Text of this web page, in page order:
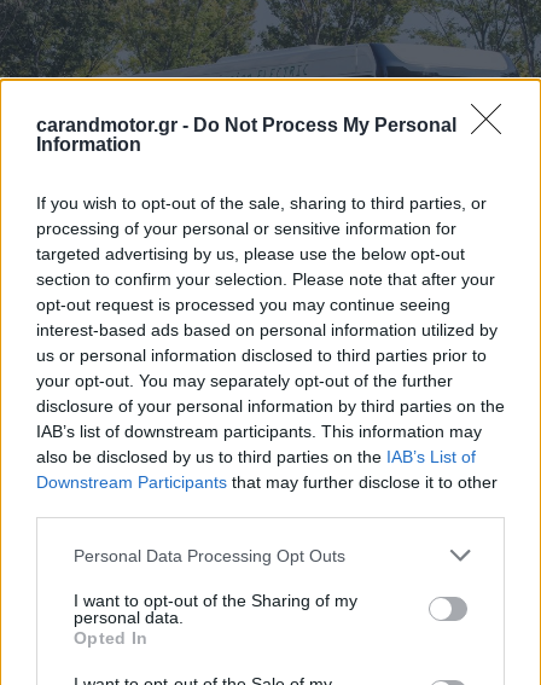
carandmotor.gr - Do Not Process My Personal
Information
If you wish to opt-out of the sale, sharing to third parties, or
processing of your personal or sensitive information for
targeted advertising by us, please use the below opt-out
section to confirm your selection. Please note that after your
opt-out request is processed you may continue seeing
interest-based ads based on personal information utilized by
us or personal information disclosed to third parties prior to
your opt-out. You may separately opt-out of the further
disclosure of your personal information by third parties on the
IAB’s list of downstream participants. This information may
also be disclosed by us to third parties on the IAB’s List of
Downstream Participants that may further disclose it to other
Please note that this website/app uses one or more Google
not limited to your visit or usage behaviour. You may click to
grant or deny consent to Google and its third-party tags to
use your data for below specified purposes in below Google
consent section.
Personal Data Processing Opt Outs
I want to opt-out of the Sharing of my
personal data.
Opted In
ΝΕΑ
Προς τη Yutong τα 125 ηλεκτρικά
λεωφορεία - Οι προδιαγραφές τους
ΑΝΑΣΤΑΣΗΣ ΓΑΛΑΝΗΣ